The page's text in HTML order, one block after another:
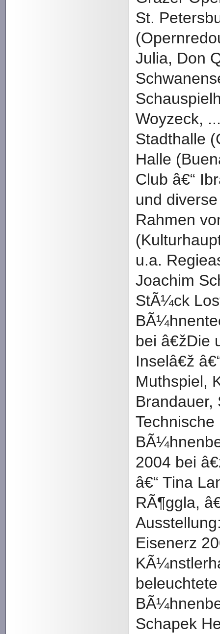
St.
Julia, Don
Woyzeck,
Stadthalle
Halle
Club â€“
und
Rahmen
u.a.
Joachim
StÃ¼ck
bei â€žDie
Inselâ€ž
Muthspiel,
Brandauer,
Technische
2004 bei
â€“ Tina
RÃ¶ggla,
Eisenerz
Schapek